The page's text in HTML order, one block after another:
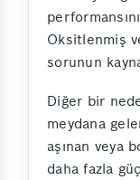
Oksitlenmiş
sorunun
Diğer bir
meydana
aşınan veya
daha fazla